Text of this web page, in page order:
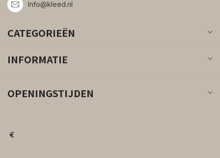
Info@kleed.nl
CATEGORIEËN
INFORMATIE
OPENINGSTIJDEN
€